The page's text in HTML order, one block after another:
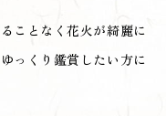
ことなく花火が綺麗に
っくり鑑賞したい方に